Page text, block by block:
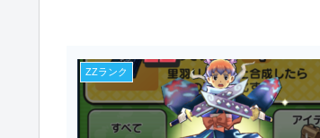
ZZランク